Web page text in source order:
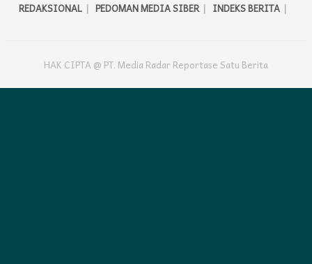
REDAKSIONAL PEDOMAN MEDIA SIBER INDEKS BERITA
HAK CIPTA @ PT. Media Radar Reportase Satu Berita